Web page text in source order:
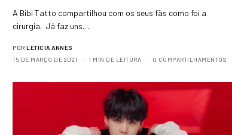
A Bibi Tatto compartilhou com os seus fãs como foi a
cirurgia. Já faz uns…
POR LETICIA ANNES
15 DE MARÇO DE 2021
1 MIN DE LEITURA 0 COMPARTILHAMENTOS